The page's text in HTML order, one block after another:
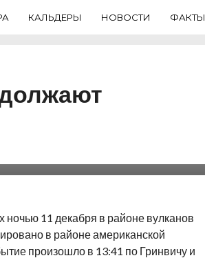
КАЛЬДЕРЫ НОВОСТИ ФАКТЫ
11 декабря в районе вулканов
в районе американской
произошло в 13:41 по Гринвичу и